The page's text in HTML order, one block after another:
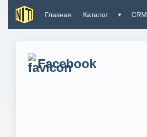
Главная Каталог ▾ CRM
Facebook